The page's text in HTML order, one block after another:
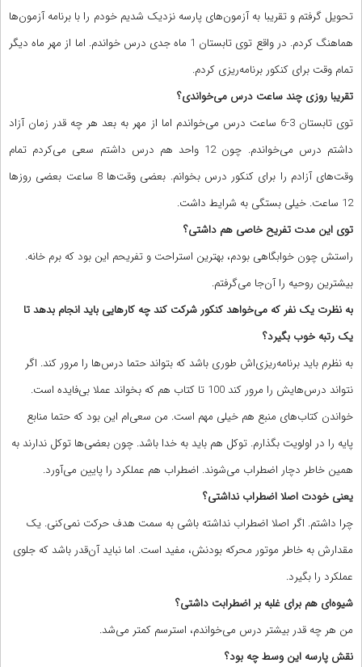
تحویل گرفتم و تقریبا به آزمون‌های پارسه نزدیک شدیم خودم را با برنامه آزمون‌ها
هماهنگ کردم. در واقع توی تابستان 1 ماه جدی درس خواندم. اما از مهر ماه دیگر
تمام وقت برای کنکور برنامه‌ریزی کردم.
تقریبا روزی چند ساعت درس می‌خواندی؟
توی تابستان 3-6 ساعت درس می‌خواندم اما از مهر به بعد هر چه قدر زمان آزاد
داشتم درس می‌خواندم. چون 12 واحد هم درس داشتم سعی می‌کردم تمام
وقت‌های آزادم را برای کنکور درس بخوانم. بعضی وقت‌ها 8 ساعت بعضی روزها
12 ساعت. خیلی بستگی به شرایط داشت.
توی این مدت تفریح خاصی هم داشتی؟
راستش چون خوابگاهی بودم، بهترین استراحت و تفریحم این بود که برم خانه.
بیشترین روحیه را آن‌جا می‌گرفتم.
به نظرت یک نفر که می‌خواهد کنکور شرکت کند چه کارهایی باید انجام بدهد تا
یک رتبه خوب بگیرد؟
به نظرم باید برنامه‌ریزی‌اش طوری باشد که بتواند حتما درس‌ها را مرور کند. اگر
نتواند درس‌هایش را مرور کند 100 تا کتاب هم که بخواند عملا بی‌فایده است.
خواندن کتاب‌های منبع هم خیلی مهم است. من سعی‌ام این بود که حتما منابع
پایه را در اولویت بگذارم. توکل هم باید به خدا باشد. چون بعضی‌ها توکل ندارند به
همین خاطر دچار اضطراب می‌شوند. اضطراب هم عملکرد را پایین می‌آورد.
یعنی خودت اصلا اضطراب نداشتی؟
چرا داشتم. اگر اصلا اضطراب نداشته باشی به سمت هدف حرکت نمی‌کنی. یک
مقدارش به خاطر موتور محرکه بودنش، مفید است. اما نباید آن‌قدر باشد که جلوی
عملکرد را بگیرد.
شیوه‌ای هم برای غلبه بر اضطرابت داشتی؟
من هر چه قدر بیشتر درس می‌خواندم، استرسم کمتر می‌شد.
نقش پارسه این وسط چه بود؟